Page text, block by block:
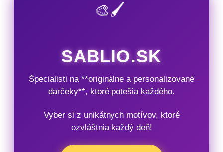
🎨🖌️
SABLIO.SK
Špecialisti na **originálne a personalizované
darčeky**, ktoré potešia každého.
Vyber si z unikátnych motívov, ktoré
ozvláštnia každý deň!